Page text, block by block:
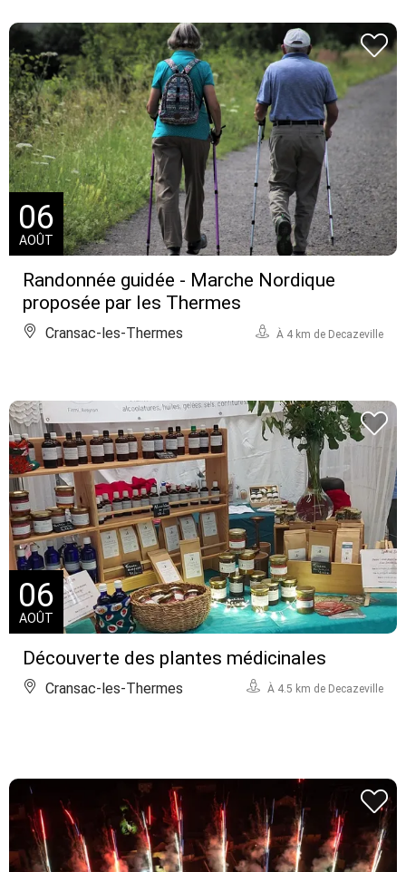
Randonnée guidée - Marche Nordique
proposée par les Thermes
06
AOÛT
Cransac-les-Thermes À 4 km de Decazeville
Découverte des plantes médicinales
06
AOÛT
Cransac-les-Thermes À 4.5 km de Decazeville